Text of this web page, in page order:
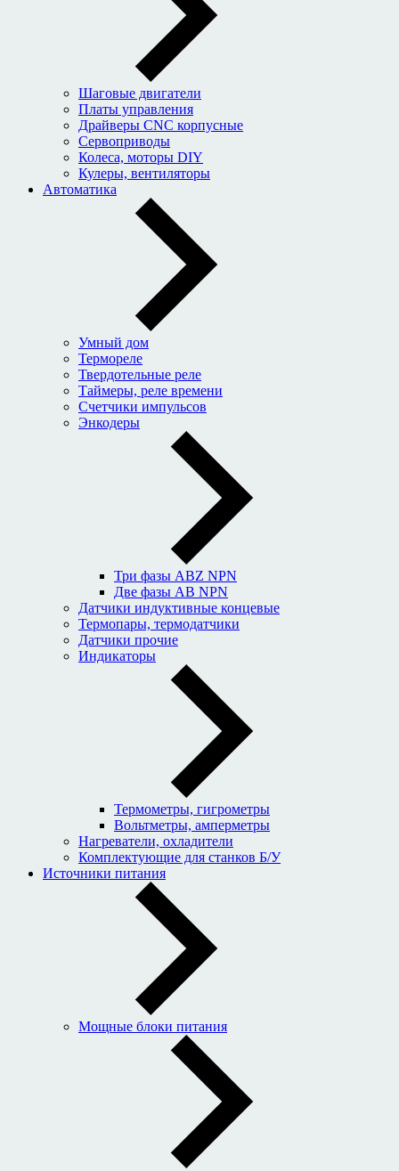
Шаговые двигатели
Платы управления
Драйверы CNC корпусные
Сервоприводы
Колеса, моторы DIY
Кулеры, вентиляторы
Автоматика
Умный дом
Термореле
Твердотельные реле
Таймеры, реле времени
Счетчики импульсов
Энкодеры
Три фазы ABZ NPN
Две фазы AB NPN
Датчики индуктивные концевые
Термопары, термодатчики
Датчики прочие
Индикаторы
Термометры, гигрометры
Вольтметры, амперметры
Нагреватели, охладители
Комплектующие для станков Б/У
Источники питания
Мощные блоки питания